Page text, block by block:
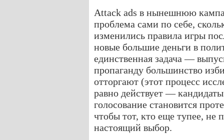
Attack ads в нынешнюю
проблема сами по себе,
изменились правила игры
новые большие деньги в
единственная задача —
пропаганду большинство
отторгают (этот процесс
равно действует —
голосование становится
чтобы тот, кто еще тупее,
настоящий выбор.